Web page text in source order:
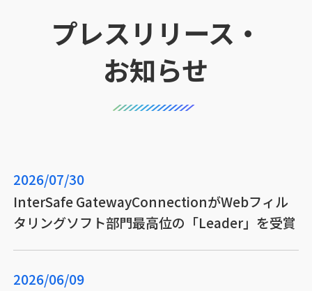
プレスリリース・
お知らせ
2026/07/30
InterSafe GatewayConnectionがWebフィル
タリングソフト部門最高位の「Leader」を受賞
2026/06/09